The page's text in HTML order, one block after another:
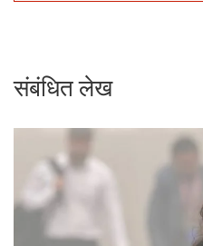
संबंधित लेख